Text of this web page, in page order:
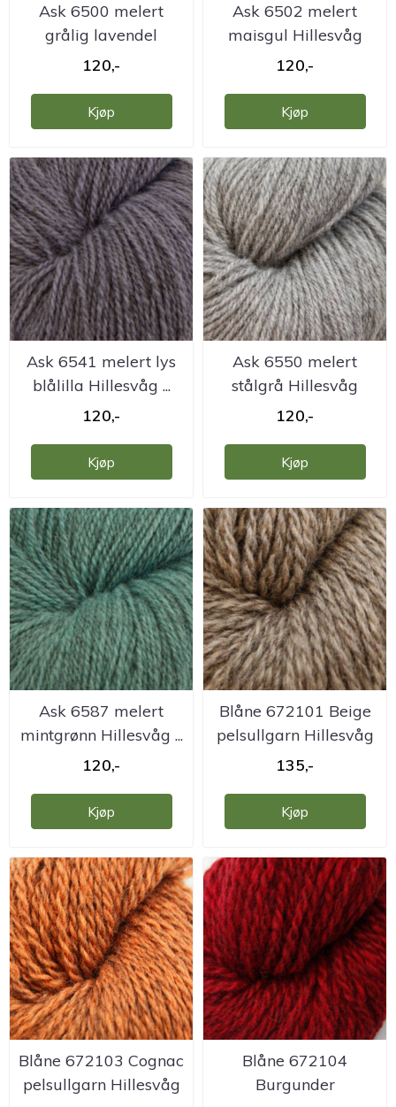
Ask 6500 melert
grålig lavendel
Hillesvåg ...
120,-
Kjøp
Ask 6502 melert
maisgul Hillesvåg
ullvarefabrikk
120,-
Kjøp
Ask 6541 melert lys
blålilla Hillesvåg ...
120,-
Kjøp
Ask 6550 melert
stålgrå Hillesvåg
ullvarefabrikk
120,-
Kjøp
Ask 6587 melert
mintgrønn Hillesvåg ...
120,-
Kjøp
Blåne 672101 Beige
pelsullgarn Hillesvåg
135,-
Kjøp
Blåne 672103 Cognac
pelsullgarn Hillesvåg
Blåne 672104
Burgunder